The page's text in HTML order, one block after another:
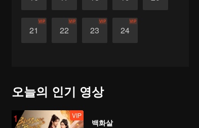
21
VIP
22
VIP
23
VIP
24
VIP
오늘의 인기 영상
1 VIP
백화살